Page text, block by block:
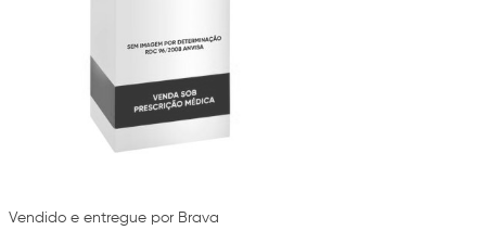
Vendido e entregue por Brava